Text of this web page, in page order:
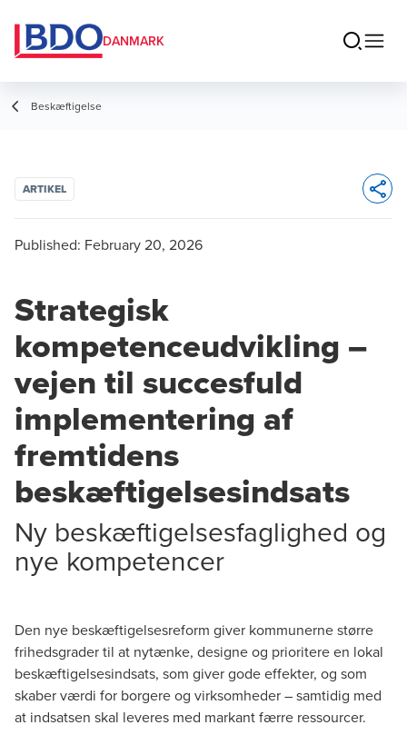
DANMARK
Beskæftigelse
ARTIKEL
Published: February 20, 2026
Strategisk
kompetenceudvikling –
vejen til succesfuld
implementering af
fremtidens
beskæftigelsesindsats
Ny beskæftigelsesfaglighed og
nye kompetencer
Den nye beskæftigelsesreform giver kommunerne større
frihedsgrader til at nytænke, designe og prioritere en lokal
beskæftigelsesindsats, som giver gode effekter, og som
skaber værdi for borgere og virksomheder – samtidig med
at indsatsen skal leveres med markant færre ressourcer.